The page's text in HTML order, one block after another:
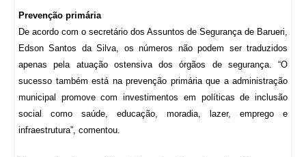
Prevenção primária
De acordo com o secretário dos Assuntos de Segurança de Barueri,
Edson Santos da Silva, os números não podem ser traduzidos
apenas pela atuação ostensiva dos órgãos de segurança. “O
sucesso também está na prevenção primária que a administração
municipal promove com investimentos em políticas de inclusão
social como saúde, educação, moradia, lazer, emprego e
infraestrutura”, comentou.